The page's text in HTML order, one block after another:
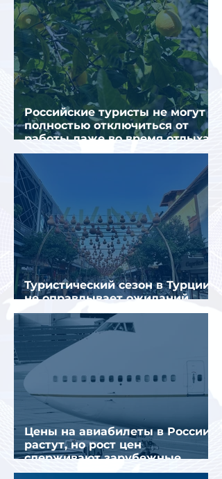
Российские туристы не могут
полностью отключиться от
работы даже во время отдыха
в Турции
Туристический сезон в Турции
не оправдывает ожиданий
отрасли
Цены на авиабилеты в России
растут, но рост цен
сдерживают зарубежные
конкуренты